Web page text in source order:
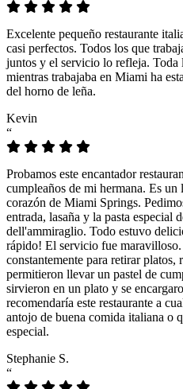
Excelente pequeño restaurante
casi perfectos. Todos los que
juntos y el servicio lo refleja. Toda
mientras trabajaba en Miami ha
del horno de leña.
Kevin
“
Probamos este encantador
cumpleaños de mi hermana. Es
corazón de Miami Springs.
entrada, lasaña y la pasta especial
dell'ammiraglio. Todo estuvo
rápido! El servicio fue
constantemente para retirar platos,
permitieron llevar un pastel de
sirvieron en un plato y se
recomendaría este restaurante a
antojo de buena comida italiana o
especial.
Stephanie S.
“